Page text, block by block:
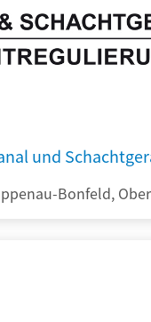
und
Bonfeld,